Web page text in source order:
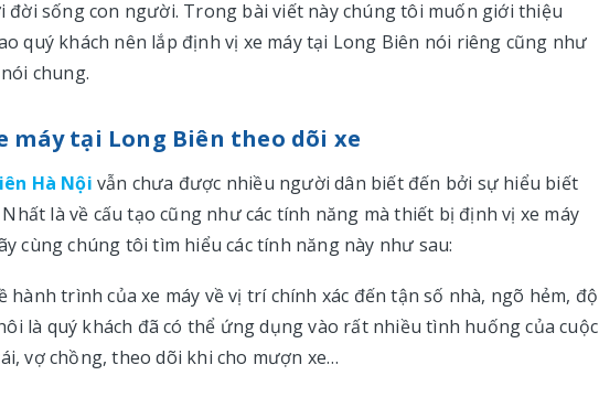
đời sống con người. Trong bài viết này chúng tôi muốn giới thiệu
quý khách nên lắp định vị xe máy tại Long Biên nói riêng cũng như
chung.
máy tại Long Biên theo dõi xe
Hà Nội vẫn chưa được nhiều người dân biết đến bởi sự hiểu biết
là về cấu tạo cũng như các tính năng mà thiết bị định vị xe máy
cùng chúng tôi tìm hiểu các tính năng này như sau:
hành trình của xe máy về vị trí chính xác đến tận số nhà, ngõ hẻm, độ
là quý khách đã có thể ứng dụng vào rất nhiều tình huống của cuộc
vợ chồng, theo dõi khi cho mượn xe…